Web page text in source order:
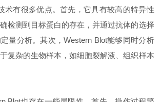
有很多优点。首先，它具有较高的特异性
检测到目标蛋白的存在，并通过抗体的选择
量分析。其次，Western Blot能够同时分析
复杂的生物样本，如细胞裂解液、组织样本